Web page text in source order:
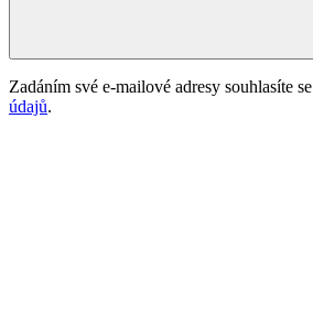
Zadáním své e-mailové adresy souhlasíte se
údajů.